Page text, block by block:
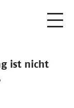
ist nicht